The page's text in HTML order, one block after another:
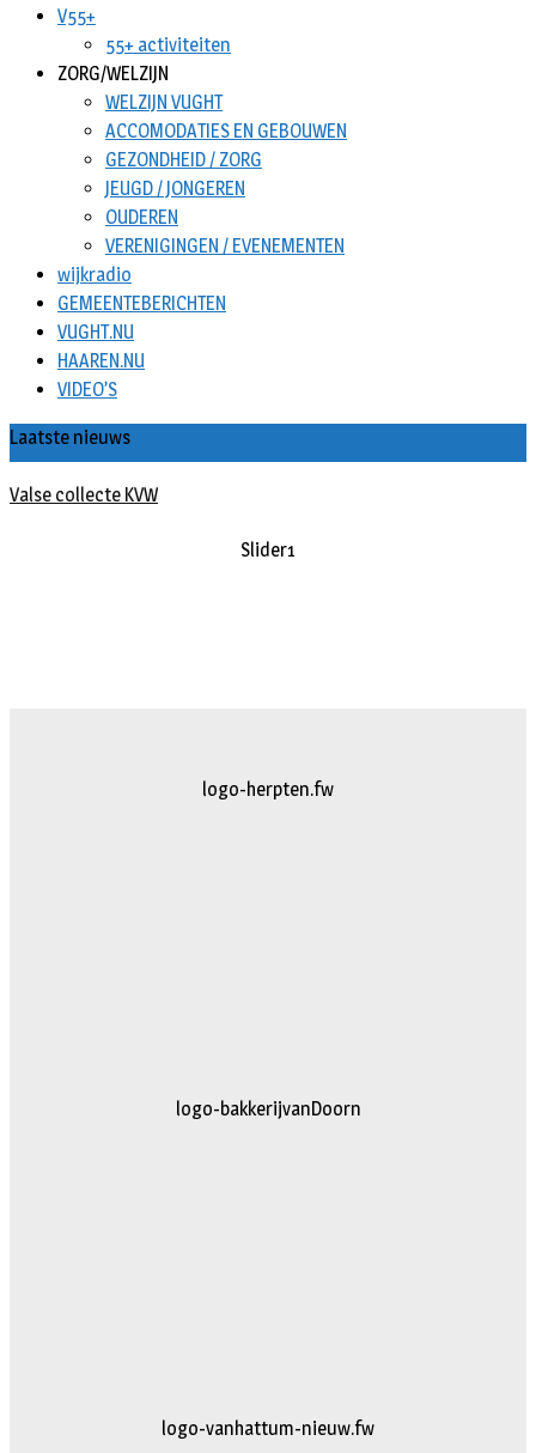
V55+
55+ activiteiten
ZORG/WELZIJN
WELZIJN VUGHT
ACCOMODATIES EN GEBOUWEN
GEZONDHEID / ZORG
JEUGD / JONGEREN
OUDEREN
VERENIGINGEN / EVENEMENTEN
wijkradio
GEMEENTEBERICHTEN
VUGHT.NU
HAAREN.NU
VIDEO’S
Laatste nieuws
Valse collecte KVW
Slider1
slider2
logo-herpten.fw
logo-bakkerijvanDoorn
logo-vanhattum-nieuw.fw